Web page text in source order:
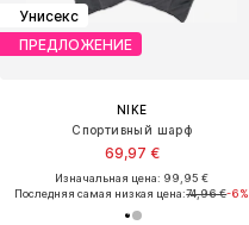
Унисекс
ПРЕДЛОЖЕНИЕ
NIKE
Спортивный шарф
69,97 €
Изначальная цена: 99,95 €
Последняя самая низкая цена:74,96 €-6%